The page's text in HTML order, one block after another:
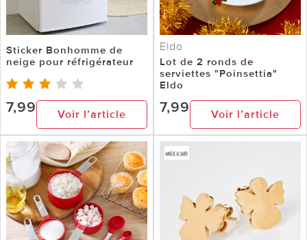
Sticker Bonhomme de
neige pour réfrigérateur
7,99 Voir l’article
Eldo
Lot de 2 ronds de
serviettes "Poinsettia"
Eldo
7,99 Voir l’article